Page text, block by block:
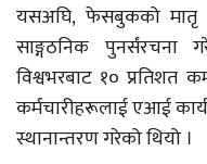
यसअघि, फेसबुकको मातृ
साङ्गठनिक पुनर्संरचना
विश्वभरबाट १० प्रतिशत
कर्मचारीहरूलाई एआई
स्थानान्तरण गरेको थियो ।